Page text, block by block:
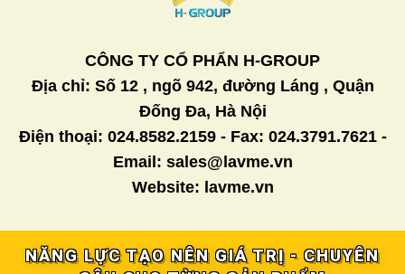
CÔNG TY CỔ PHẨN H-GROUP
Địa chỉ: Số 12 , ngõ 942, đường Láng , Quận
Đống Đa, Hà Nội
Điện thoại: 024.8582.2159 - Fax: 024.3791.7621 -
Email: sales@lavme.vn
Website: lavme.vn
NĂNG LỰC TẠO NÊN GIÁ TRỊ - CHUYÊN